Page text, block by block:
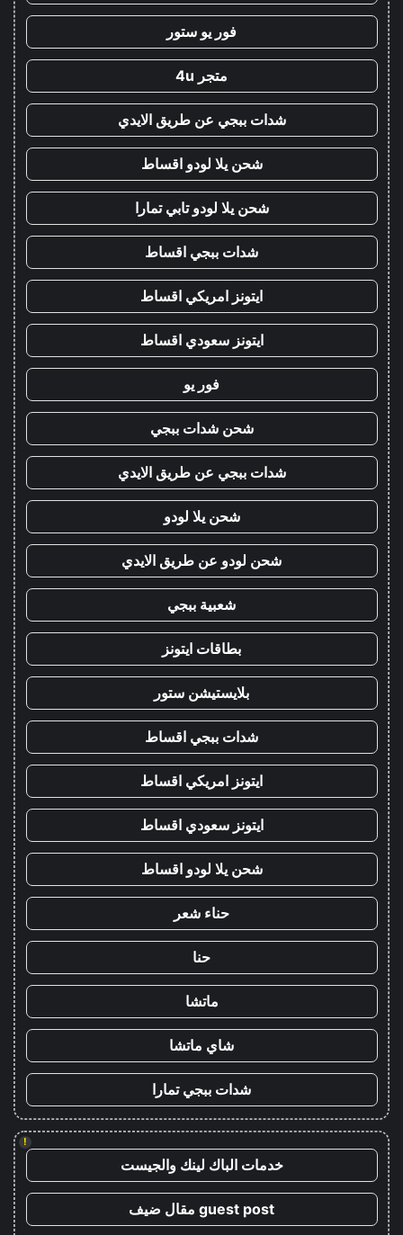
فور يو ستور
متجر 4u
شدات ببجي عن طريق الايدي
شحن يلا لودو اقساط
شحن يلا لودو تابي تمارا
شدات ببجي اقساط
ايتونز امريكي اقساط
ايتونز سعودي اقساط
فور يو
شحن شدات ببجي
شدات ببجي عن طريق الايدي
شحن يلا لودو
شحن لودو عن طريق الايدي
شعبية ببجي
بطاقات ايتونز
بلايستيشن ستور
شدات ببجي اقساط
ايتونز امريكي اقساط
ايتونز سعودي اقساط
شحن يلا لودو اقساط
حناء شعر
حنا
ماتشا
شاي ماتشا
شدات ببجي تمارا
!
خدمات الباك لينك والجيست
guest post مقال ضيف